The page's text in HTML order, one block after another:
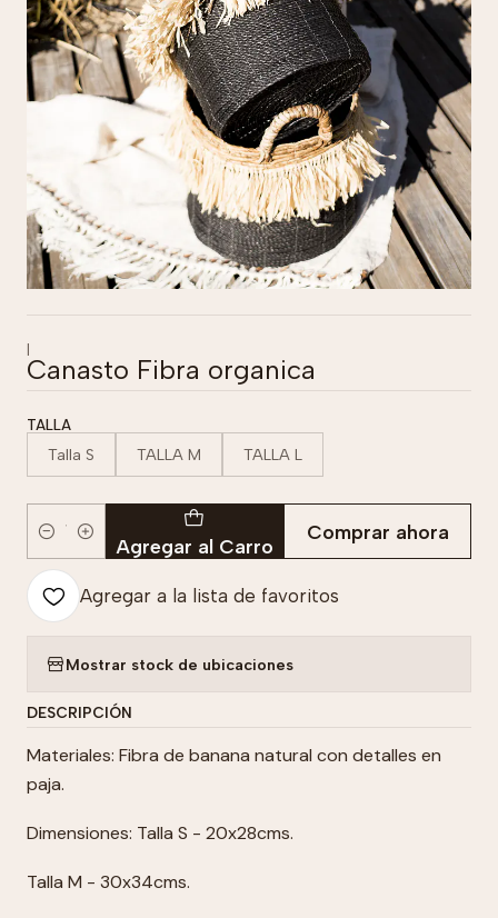
|
Canasto Fibra organica
TALLA
Talla S TALLA M TALLA L
Cantidad Agregar al Carro
Comprar ahora
Agregar a la lista de favoritos
Mostrar stock de ubicaciones
DESCRIPCIÓN
Materiales: Fibra de banana natural con detalles en
paja.
Dimensiones: Talla S - 20x28cms.
Talla M - 30x34cms.